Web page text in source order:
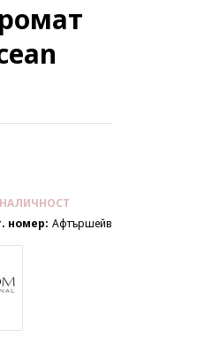
номер: Афтършейв